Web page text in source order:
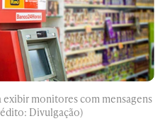
exibir monitores com mensagens
Divulgação)